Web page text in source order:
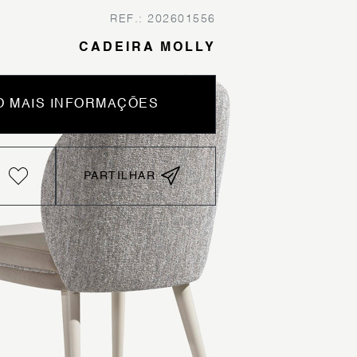
REF.: 202601556
CADEIRA MOLLY
MAIS INFORMAÇÕES
PARTILHAR